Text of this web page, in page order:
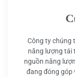
Công ty chúng
năng lượng tái
nguồn năng
đang đóng góp